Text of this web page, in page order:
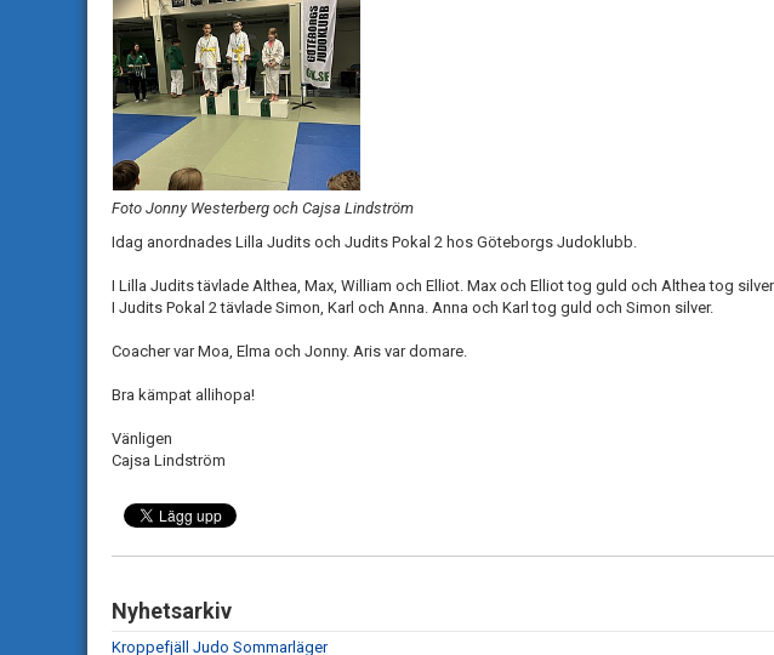
Foto Jonny Westerberg och Cajsa Lindström
Idag anordnades Lilla Judits och Judits Pokal 2 hos Göteborgs Judoklubb.
I Lilla Judits tävlade Althea, Max, William och Elliot. Max och Elliot tog guld och Althea tog
I Judits Pokal 2 tävlade Simon, Karl och Anna. Anna och Karl tog guld och Simon silver.
Coacher var Moa, Elma och Jonny. Aris var domare.
Bra kämpat allihopa!
Vänligen
Cajsa Lindström
Nyhetsarkiv
Kroppefjäll Judo Sommarläger